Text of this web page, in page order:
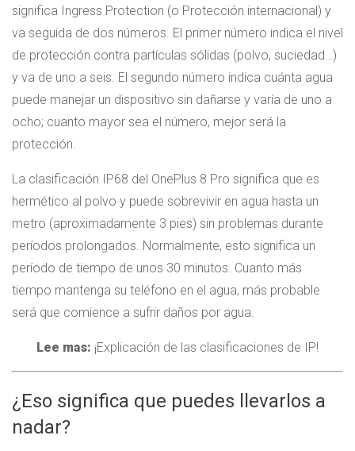
significa Ingress Protection (o Protección internacional) y
va seguida de dos números. El primer número indica el nivel
de protección contra partículas sólidas (polvo, suciedad…)
y va de uno a seis. El segundo número indica cuánta agua
puede manejar un dispositivo sin dañarse y varía de uno a
ocho; cuanto mayor sea el número, mejor será la
protección.
La clasificación IP68 del OnePlus 8 Pro significa que es
hermético al polvo y puede sobrevivir en agua hasta un
metro (aproximadamente 3 pies) sin problemas durante
períodos prolongados. Normalmente, esto significa un
período de tiempo de unos 30 minutos. Cuanto más
tiempo mantenga su teléfono en el agua, más probable
será que comience a sufrir daños por agua.
Lee mas: ¡Explicación de las clasificaciones de IP!
¿Eso significa que puedes llevarlos a
nadar?